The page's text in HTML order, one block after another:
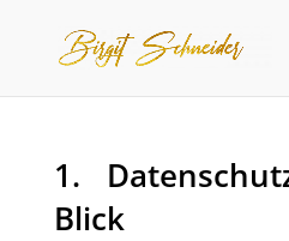
1.
Blick